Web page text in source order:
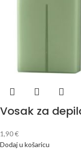
Vosak za
1,90€
Dodaj u košaricu